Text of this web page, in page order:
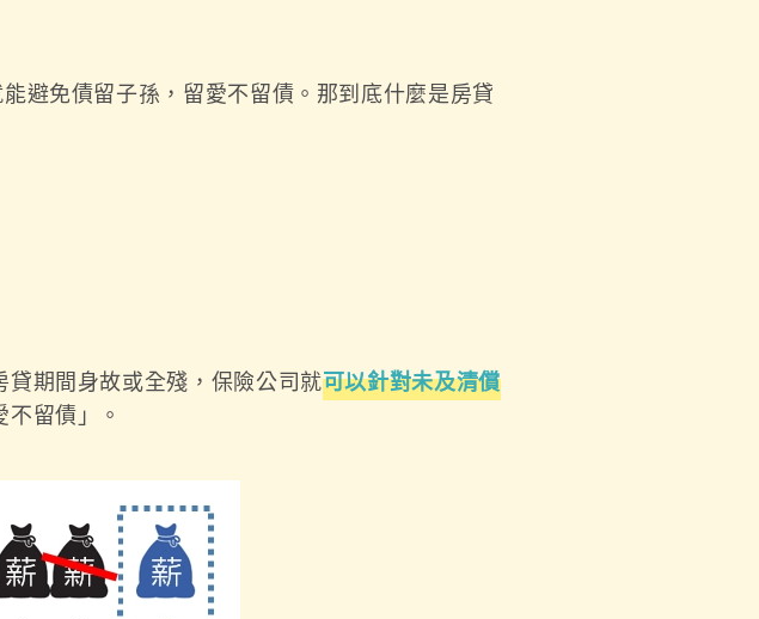
能避免債留子孫，留愛不留債。那到底什麼是房貸
期間身故或全殘，保險公司就可以針對未及清償
留債」。